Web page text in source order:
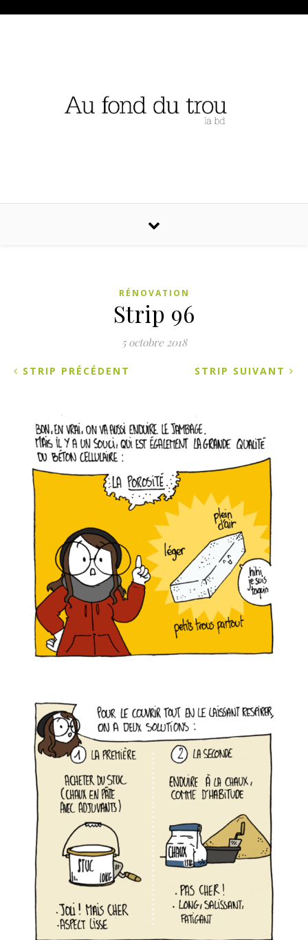
RÉNOVATION
Strip 96
5 octobre 2018
STRIP SUIVANT
STRIP PRÉCÉDENT